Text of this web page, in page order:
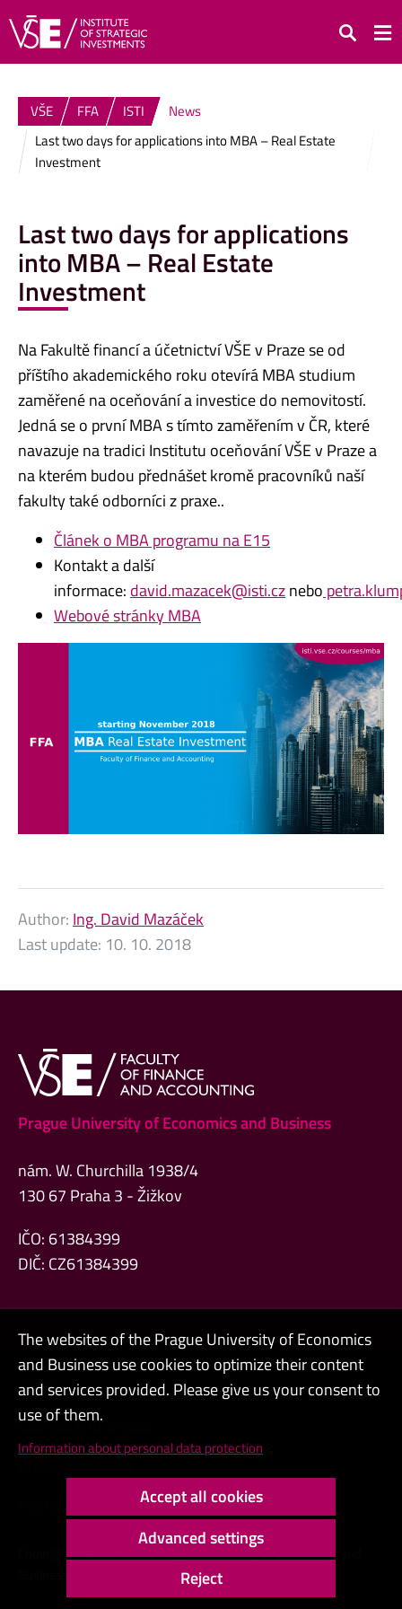
Search
VŠE FFA ISTI
News
Last two days for applications into MBA – Real Estate
Investment
Last two days for applications
into MBA – Real Estate
Investment
Na Fakultě financí a účetnictví VŠE v Praze se od
příštího akademického roku otevírá MBA studium
zaměřené na oceňování a investice do nemovitostí.
Jedná se o první MBA s tímto zaměřením v ČR, které
navazuje na tradici Institutu oceňování VŠE v Praze a
na kterém budou přednášet kromě pracovníků naší
fakulty také odborníci z praxe..
Článek o MBA programu na E15
Kontakt a další
informace: david.mazacek@isti.cznebo
Webové stránky MBA
Author: Ing. David Mazáček
Last update: 10. 10. 2018
Prague University of Economics and Business
nám. W. Churchilla 1938/4
130 67 Praha 3 - Žižkov
IČO: 61384399
DIČ: CZ61384399
Admin
Cookies and privacy
Copyright © 2000 - 2026 Prague University of Economics and
The websites of the Prague University of Economics
and Business use cookies to optimize their content
and services provided. Please give us your consent to
use of them.
Information about personal data protection
Accept all cookies
Advanced settings
Reject